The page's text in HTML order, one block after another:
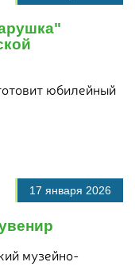
юбилейный
17 января 2026
музейно-